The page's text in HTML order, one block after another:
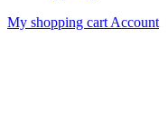
My shopping cart Account